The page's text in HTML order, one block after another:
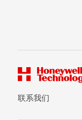
联系我们